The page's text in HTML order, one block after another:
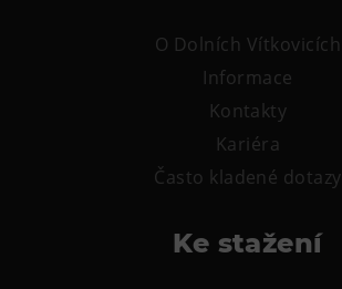
Výjezdní akceO Dolních Vítkovicích
Informace
Kontakty
Kariéra
Často kladené dotazy
Ke stažení